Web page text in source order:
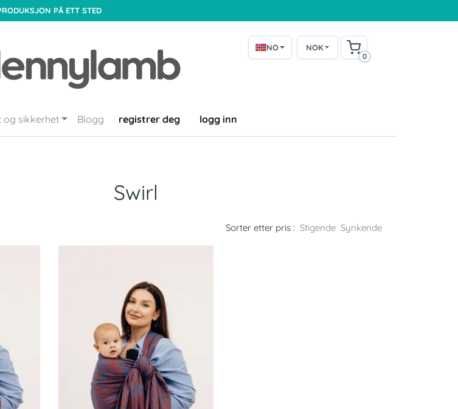
PÅ ETT STED
NO NOK
0
og sikkerhet Blogg registrer deg logg inn
Swirl
Sorter etter pris : Stigende Synkende